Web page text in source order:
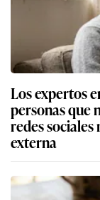
Los expertos
personas que
redes
externa